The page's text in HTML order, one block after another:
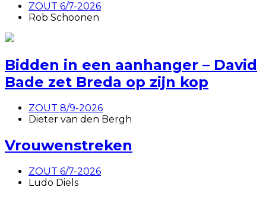
ZOUT 6/7-2026
Rob Schoonen
Bidden in een aanhanger – David
Bade zet Breda op zijn kop
ZOUT 8/9-2026
Dieter van den Bergh
Vrouwenstreken
ZOUT 6/7-2026
Ludo Diels